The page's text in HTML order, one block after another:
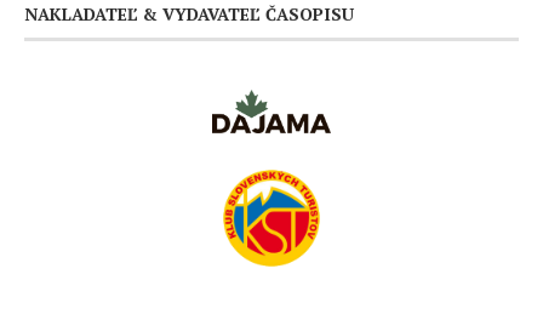
NAKLADATEĽ & VYDAVATEĽ ČASOPISU